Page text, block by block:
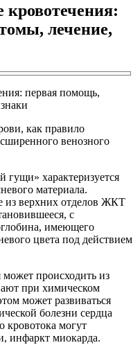
лечение,
как правило
венозного
характеризуется
материала.
из верхних отделов ЖКТ
с
имеющего
цвета под действием
может происходить из
при химическом
может развиваться
болезни сердца
кровотока могут
инфаркт миокарда.